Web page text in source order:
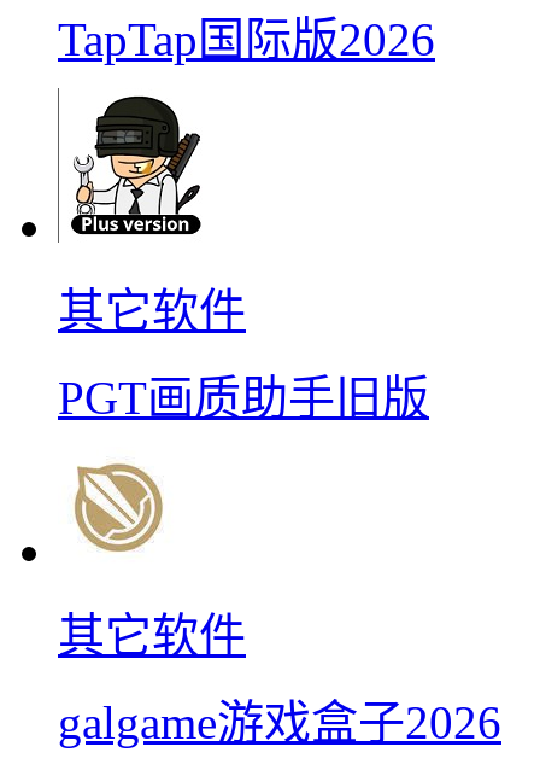
TapTap国际版2026
其它软件
PGT画质助手旧版
其它软件
galgame游戏盒子2026